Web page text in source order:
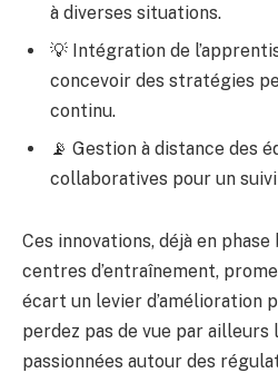
à diverses situations.
💡 Intégration de
concevoir des stratégies
continu.
📡 Gestion à distance des
collaboratives pour un
Ces innovations, déjà en
centres d’entraînement,
écart un levier d’amélioration
perdez pas de vue par ailleurs
passionnées autour des